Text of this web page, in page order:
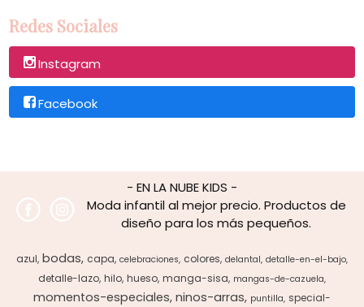
Redes Sociales
Instagram
Facebook
- EN LA NUBE KIDS -
Moda infantil al mejor precio. Productos de
diseño para los más pequeños.
azul bodas capa celebraciones colores delantal detalle-en-el-bajo
detalle-lazo hilo hueso manga-sisa mangas-de-cazuela
momentos-especiales ninos-arras puntilla special-